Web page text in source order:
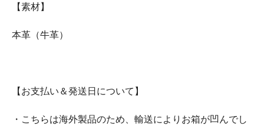
【素材】
本革（牛革）
【お支払い＆発送日について】
・こちらは海外製品のため、輸送によりお箱が凹んでし